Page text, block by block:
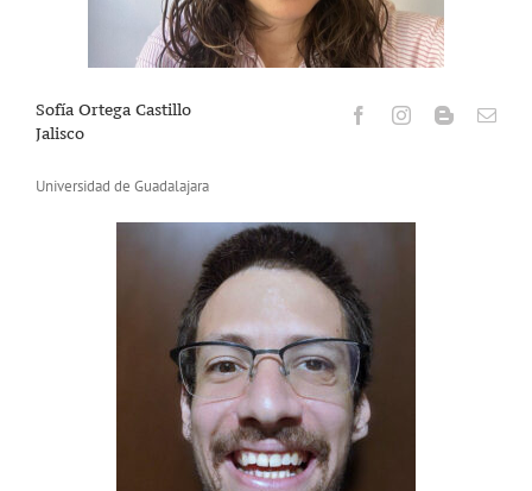
Sofía Ortega Castillo
Jalisco
Universidad de Guadalajara